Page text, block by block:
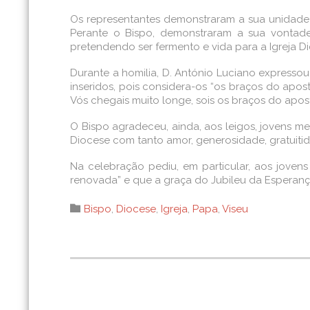
Os representantes demonstraram a sua
Perante o Bispo, demonstraram a sua
pretendendo ser fermento e vida para a Igreja
Durante a homilia, D. António Luciano
inseridos, pois considera-os “os braços do
Vós chegais muito longe, sois os braços do
O Bispo agradeceu, ainda, aos leigos, jovens
Diocese com tanto amor, generosidade,
Na celebração pediu, em particular, aos
renovada” e que a graça do Jubileu da
 Category
Bispo, Diocese, Igreja, Papa, Viseu